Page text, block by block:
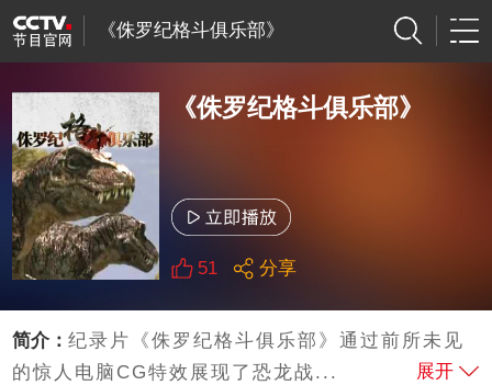
《侏罗纪格斗俱乐部》
《侏罗纪格斗俱乐部》
51 分享
简介：纪录片《侏罗纪格斗俱乐部》通过前所未见
的惊人电脑CG特效展现了恐龙战...
展开